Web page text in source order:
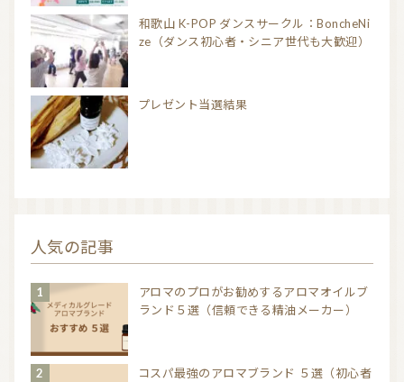
和歌山 K-POP ダンスサークル：BoncheNi
ze（ダンス初心者・シニア世代も大歓迎）
プレゼント当選結果
人気の記事
アロマのプロがお勧めするアロマオイルブ
ランド５選（信頼できる精油メーカー）
コスパ最強のアロマブランド ５選（初心者